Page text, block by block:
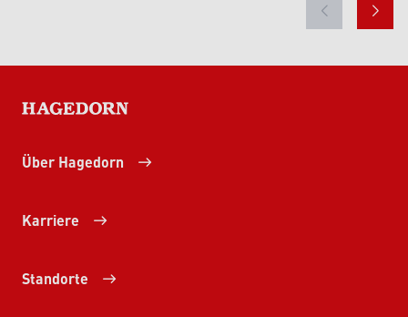
HAGEDORN
Über Hagedorn
Karriere
Standorte